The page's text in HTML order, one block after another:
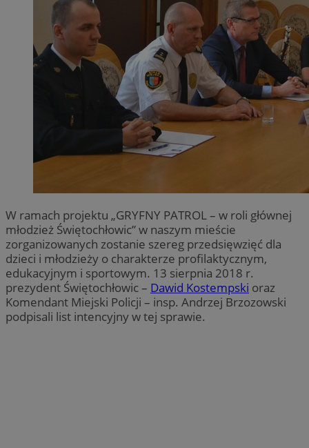
W ramach projektu „GRYFNY PATROL – w roli głównej
młodzież Świętochłowic” w naszym mieście
zorganizowanych zostanie szereg przedsięwzięć dla
dzieci i młodzieży o charakterze profilaktycznym,
edukacyjnym i sportowym. 13 sierpnia 2018 r.
prezydent Świętochłowic – Dawid Kostempski oraz
Komendant Miejski Policji – insp. Andrzej Brzozowski
podpisali list intencyjny w tej sprawie.